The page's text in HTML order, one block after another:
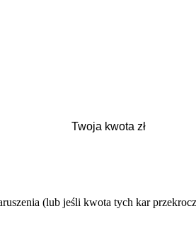
(lub jeśli kwota tych kar